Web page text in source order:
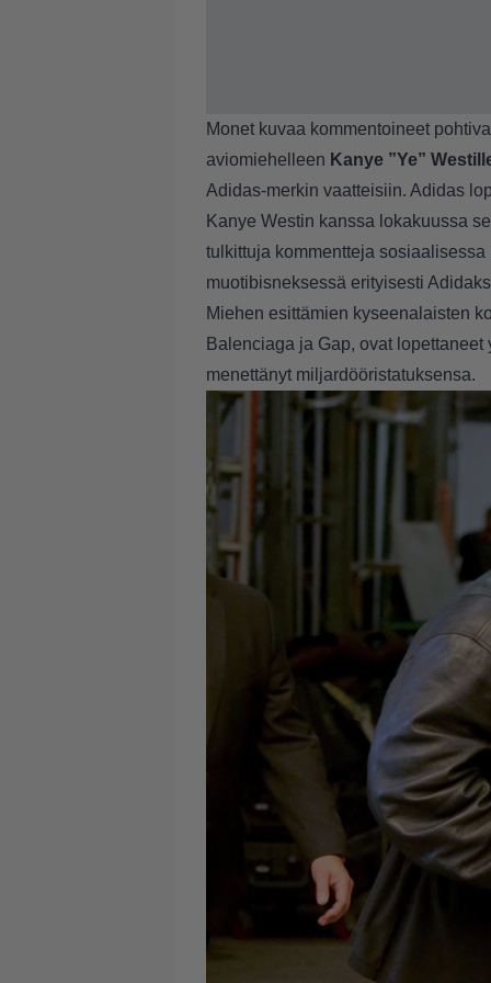
Monet kuvaa kommentoineet
aviomiehelleen Kanye ”Ye”
Adidas-merkin vaatteisiin. Adidas
Kanye Westin kanssa lokakuussa
tulkittuja kommentteja
muotibisneksessä erityisesti
Miehen esittämien kyseenalaisten
Balenciaga ja Gap, ovat
menettänyt miljardööristatuksensa.